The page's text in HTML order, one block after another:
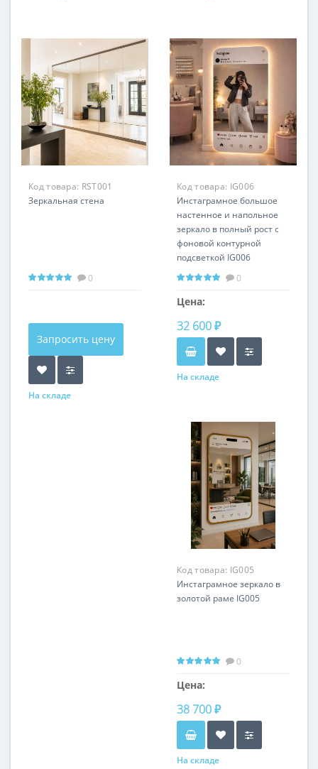
Код товара: RST001
Зеркальная стена
0
Запросить цену
На складе
Код товара: IG006
Инстаграмное большое
настенное и напольное
зеркало в полный рост с
фоновой контурной
подсветкой IG006
0
Цена:
32 600 ₽
На складе
Код товара: IG005
Инстаграмное зеркало в
золотой раме IG005
0
Цена:
38 700 ₽
На складе